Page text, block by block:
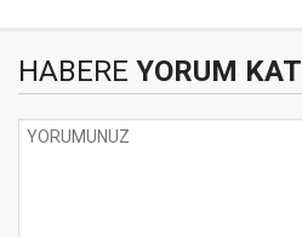
HABERE YORUM KAT